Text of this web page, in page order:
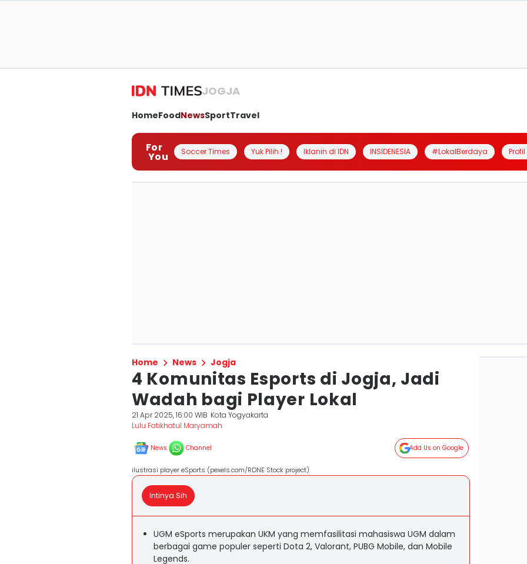
JOGJA
HomeFoodNewsSportTravel
For
You Soccer Times Yuk Pilih ! Iklanin di IDN INSIDENESIA #LokalBerdaya
Home News Jogja
4 Komunitas Esports di Jogja, Jadi
Wadah bagi Player Lokal
21 Apr 2025, 16:00 WIB Kota Yogyakarta
Lulu Fatikhatul Maryamah
News Channel Add Us on Google
ilustrasi player eSports (pexels.com/RDNE Stock project)
Intinya Sih
UGM eSports merupakan UKM yang memfasilitasi mahasiswa UGM dalam
berbagai game populer seperti Dota 2, Valorant, PUBG Mobile, dan Mobile
Legends.